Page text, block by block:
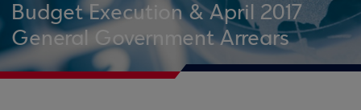
Budget Execution & April 2017
General Government Arrears